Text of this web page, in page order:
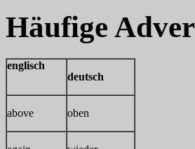
Häufige
englisch
deutsch
above oben